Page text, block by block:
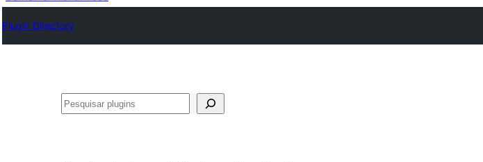
Plugin Directory
Pesquisar